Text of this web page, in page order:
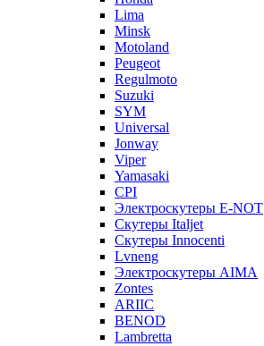
Lima
Minsk
Motoland
Peugeot
Regulmoto
Suzuki
SYM
Universal
Jonway
Viper
Yamasaki
CPI
Электроскутеры E-NOT
Скутеры Italjet
Скутеры Innocenti
Lvneng
Электроскутеры AIMA
Zontes
ARIIC
BENOD
Lambretta